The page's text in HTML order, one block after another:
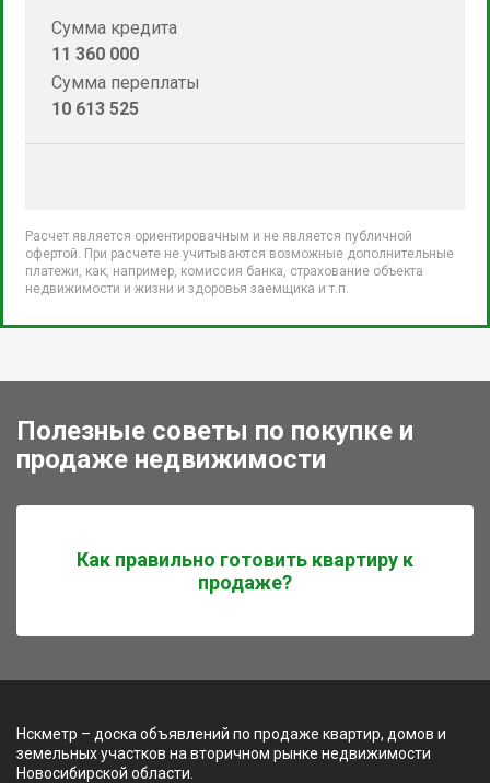
Сумма кредита
11 360 000
Сумма переплаты
10 613 525
Расчет является ориентировачным и не является публичной
офертой. При расчете не учитываются возможные дополнительные
платежи, как, например, комиссия банка, страхование объекта
недвижимости и жизни и здоровья заемщика и т.п.
Полезные советы по покупке и
продаже недвижимости
Как правильно готовить квартиру к
продаже?
Нскметр – доска объявлений по продаже квартир, домов и
земельных участков на вторичном рынке недвижимости
Новосибирской области.